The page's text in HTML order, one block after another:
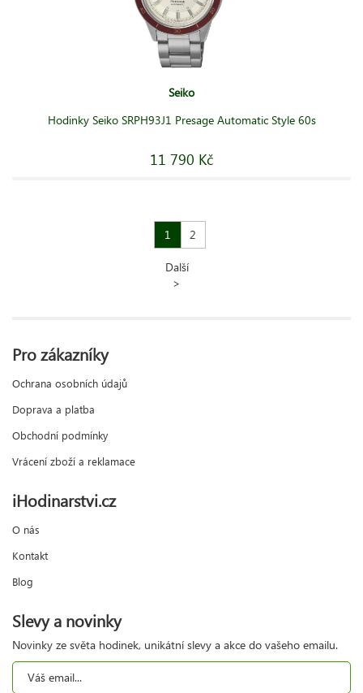
Seiko
Hodinky Seiko SRPH93J1 Presage Automatic Style 60s
11 790 Kč
1 2
Další
>
Pro zákazníky
Ochrana osobních údajů
Doprava a platba
Obchodní podmínky
Vrácení zboží a reklamace
iHodinarstvi.cz
O nás
Kontakt
Blog
Slevy a novinky
Novinky ze světa hodinek, unikátní slevy a akce do vašeho emailu.